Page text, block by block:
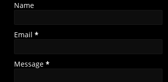
Name
Email *
Message *